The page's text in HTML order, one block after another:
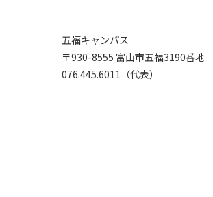
五福キャンパス
〒930-8555 富山市五福3190番地
076.445.6011（代表）